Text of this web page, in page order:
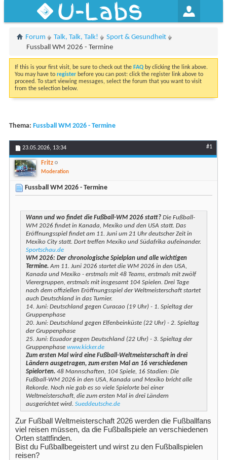
U-Labs
Forum Talk, Talk, Talk!
Sport & Gesundheit
Fussball WM 2026 - Termine
If this is your first visit, be sure to check out the FAQ by clicking the link above.
You may have to register before you can post: click the register link above to
proceed. To start viewing messages, select the forum that you want to visit
from the selection below.
Thema: Fussball WM 2026 - Termine
23.05.2026, 13:34 #1
Fritz
Moderation
Fussball WM 2026 - Termine
Wann und wo findet die Fußball-WM 2026 statt? Die Fußball-
WM 2026 findet in Kanada, Mexiko und den USA statt. Das
Eröffnungsspiel findet am 11. Juni um 21 Uhr deutscher Zeit in
Mexiko City statt. Dort treffen Mexiko und Südafrika aufeinander.
Sportschau.de
WM 2026: Der chronologische Spielplan und alle wichtigen
Termine.Am 11. Juni 2026 startet die WM 2026 in den USA,
Kanada und Mexiko - erstmals mit 48 Teams, erstmals mit zwölf
Vierergruppen, erstmals mit insgesamt 104 Spielen. Drei Tage
nach dem offiziellen Eröffnungsspiel der Weltmeisterschaft startet
auch Deutschland in das Turnier.
14. Juni: Deutschland gegen Curacao (19 Uhr) - 1. Spieltag der
Gruppenphase
20. Juni: Deutschland gegen Elfenbeinküste (22 Uhr) - 2. Spieltag
der Gruppenphase
25. Juni: Ecuador gegen Deutschland (22 Uhr) - 3. Spieltag der
Gruppenphase www.kicker.de
Zum ersten Mal wird eine Fußball-Weltmeisterschaft in drei
Ländern ausgetragen, zum ersten Mal an 16 verschiedenen
Spielorten. 48 Mannschaften, 104 Spiele, 16 Stadien: Die
Fußball-WM 2026 in den USA, Kanada und Mexiko bricht alle
Rekorde. Noch nie gab es so viele Spielorte bei einer
Weltmeisterschaft, die zum ersten Mal in drei Ländern
ausgerichtet wird. Sueddeutsche.de
Zur Fußball Weltmeisterschaft 2026 werden die Fußballfans
viel reisen müssen, da die Fußballspiele an verschiedenen
Orten stattfinden.
Bist du Fußballbegeistert und wirst zu den Fußballspielen
reisen?